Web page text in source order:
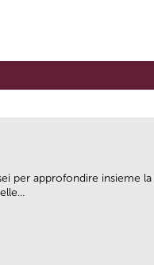
per approfondire insieme la